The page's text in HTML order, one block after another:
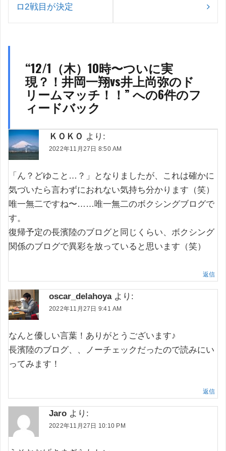
ロ2戦目が決定
“12/1（木）10時〜ついに実
現？！井岡一翔vs井上尚弥のド
リームマッチ！！” への6件のフ
ィードバック
ＫＯＫＯ より:
2022年11月27日 8:50 AM
「ん？どゆこと…？」となりましたが、これは確かに
気づいたら言わずにおれない気持ち分かります（笑）
唯一無二ですね〜……唯一無二のボクシングブログで
す。
復帰予定の長濱陸のブログと同じくらい、ボクシング
関係のブログで異彩を放っていると思います（笑）
返信
oscar_delahoya より:
2022年11月27日 9:41 AM
なんと優しい言葉！ありがとうございます♪
長濱陸のブログ、、ノーチェックだったので読みにい
ってみます！
返信
Jaro より:
2022年11月27日 10:10 PM